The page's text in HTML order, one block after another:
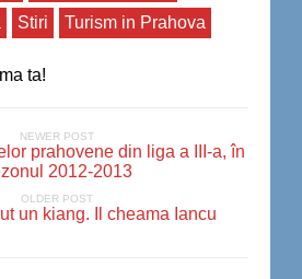
Stiri Turism in Prahova
ta!
NEWER POST
prahovene din liga a III-a, în
2012-2013
OLDER POST
un kiang. Il cheama Iancu